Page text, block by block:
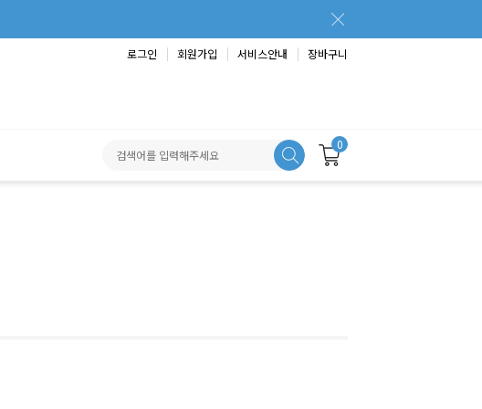
로그인 회원가입 서비스안내 장바구니
0